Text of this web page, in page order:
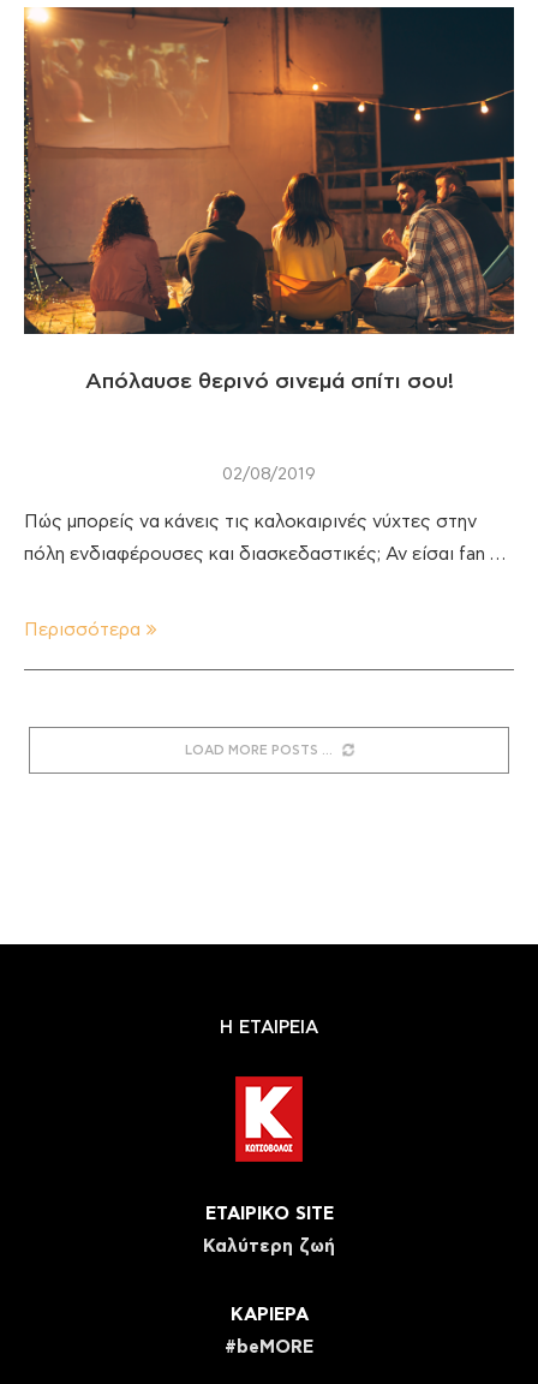
Απόλαυσε θερινό σινεμά σπίτι σου!
02/08/2019
Πώς μπορείς να κάνεις τις καλοκαιρινές νύχτες στην
πόλη ενδιαφέρουσες και διασκεδαστικές; Αν είσαι fan …
Περισσότερα
LOAD MORE POSTS
Η ΕΤΑΙΡΕΙΑ
ΕΤΑΙΡΙΚΟ SITE
Καλύτερη ζωή
ΚΑΡΙΕΡΑ
#beMORE